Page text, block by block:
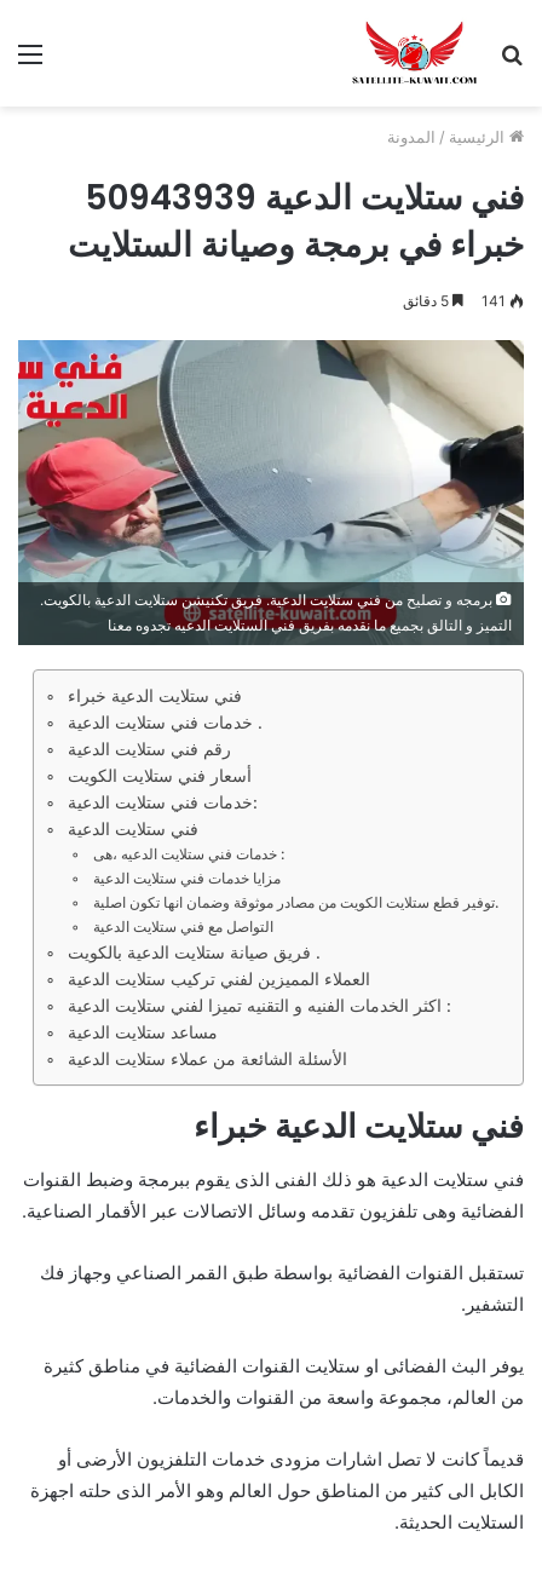
الرئيسية / المدونة
فني ستلايت الدعية 50943939
خبراء في برمجة وصيانة الستلايت
141
برمجه و تصليح من فني ستلايت الدعية. فريق تكنيشن ستلايت الدعية بالكويت.
التميز و التالق بجميع ما نقدمه بفريق فني الستلايت الدعيه تجدوه معنا
فني ستلايت الدعية خبراء
خدمات فني ستلايت الدعية .
رقم فني ستلايت الدعية
أسعار فني ستلايت الكويت
خدمات فني ستلايت الدعية:
فني ستلايت الدعية
خدمات فني ستلايت الدعيه ،هى :
مزايا خدمات فني ستلايت الدعية
توفير قطع ستلايت الكويت من مصادر موثوقة وضمان انها تكون اصلية.
التواصل مع فني ستلايت الدعية
فريق صيانة ستلايت الدعية بالكويت .
العملاء المميزين لفني تركيب ستلايت الدعية
اكثر الخدمات الفنيه و التقنيه تميزا لفني ستلايت الدعية :
مساعد ستلايت الدعية
الأسئلة الشائعة من عملاء ستلايت الدعية
فني ستلايت الدعية خبراء
فني ستلايت الدعية هو ذلك الفنى الذى يقوم ببرمجة وضبط القنوات
الفضائية وهى تلفزيون تقدمه وسائل الاتصالات عبر الأقمار الصناعية.
تستقبل القنوات الفضائية بواسطة طبق القمر الصناعي وجهاز فك
التشفير.
يوفر البث الفضائى او ستلايت القنوات الفضائية في مناطق كثيرة
من العالم، مجموعة واسعة من القنوات والخدمات.
قديماً كانت لا تصل اشارات مزودى خدمات التلفزيون الأرضى أو
الكابل الى كثير من المناطق حول العالم وهو الأمر الذى حلته اجهزة
الستلايت الحديثة.